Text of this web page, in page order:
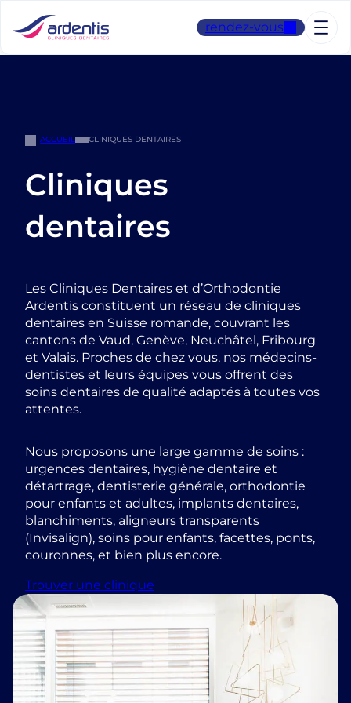
contenu
rendez-vous
ACCUEIL CLINIQUES DENTAIRES
Cliniques
dentaires
Les Cliniques Dentaires et d’Orthodontie
Ardentis constituent un réseau de cliniques
dentaires en Suisse romande, couvrant les
cantons de Vaud, Genève, Neuchâtel, Fribourg
et Valais. Proches de chez vous, nos médecins-
dentistes et leurs équipes vous offrent des
soins dentaires de qualité adaptés à toutes vos
attentes.
Nous proposons une large gamme de soins :
urgences dentaires, hygiène dentaire et
détartrage, dentisterie générale, orthodontie
pour enfants et adultes, implants dentaires,
blanchiments, aligneurs transparents
(Invisalign), soins pour enfants, facettes, ponts,
couronnes, et bien plus encore.
Trouver une clinique